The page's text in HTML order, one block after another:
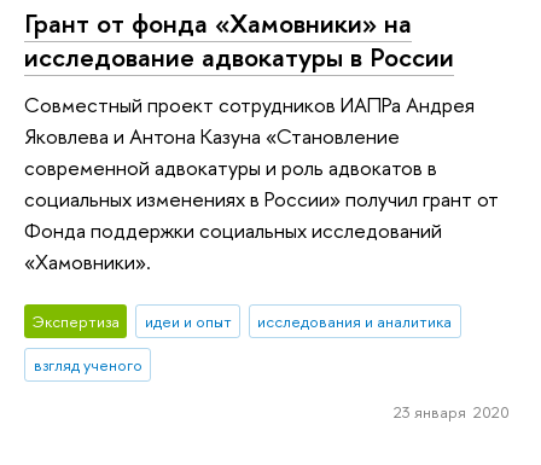
Грант от фонда «Хамовники» на
исследование адвокатуры в России
Совместный проект сотрудников ИАПРа Андрея
Яковлева и Антона Казуна «Становление
современной адвокатуры и роль адвокатов в
социальных изменениях в России» получил грант от
Фонда поддержки социальных исследований
«Хамовники».
Экспертиза идеи и опыт
исследования и аналитика
взгляд ученого
23 января 2020